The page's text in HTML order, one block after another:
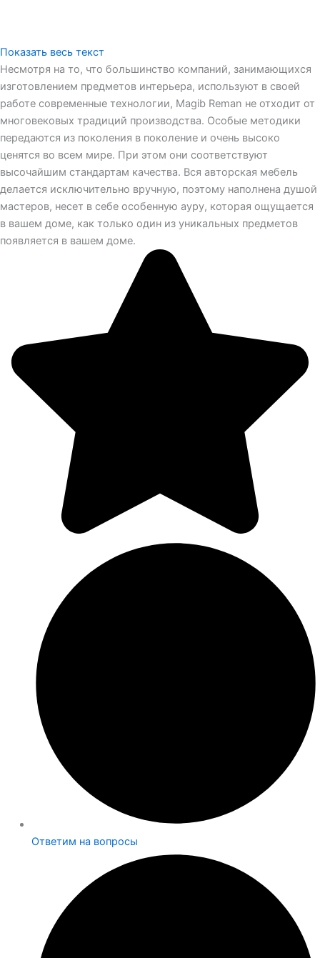
Показать весь текст
Несмотря на то, что большинство компаний, занимающихся
изготовлением предметов интерьера, используют в своей
работе современные технологии, Magib Reman не отходит от
многовековых традиций производства. Особые методики
передаются из поколения в поколение и очень высоко
ценятся во всем мире. При этом они соответствуют
высочайшим стандартам качества. Вся авторская мебель
делается исключительно вручную, поэтому наполнена душой
мастеров, несет в себе особенную ауру, которая ощущается
в вашем доме, как только один из уникальных предметов
появляется в вашем доме.
Ответим на вопросы